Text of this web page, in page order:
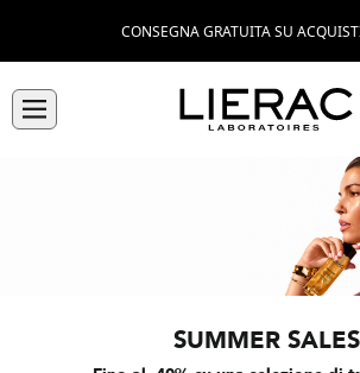
CONSEGNA GRATUITA SU
SUMMER SALES